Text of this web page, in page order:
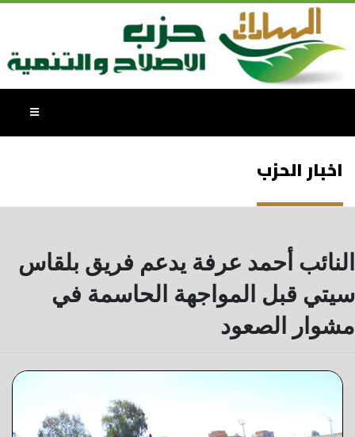
اخبار الحزب
النائب أحمد عرفة يدعم فريق بلقاس
سيتي قبل المواجهة الحاسمة في
مشوار الصعود